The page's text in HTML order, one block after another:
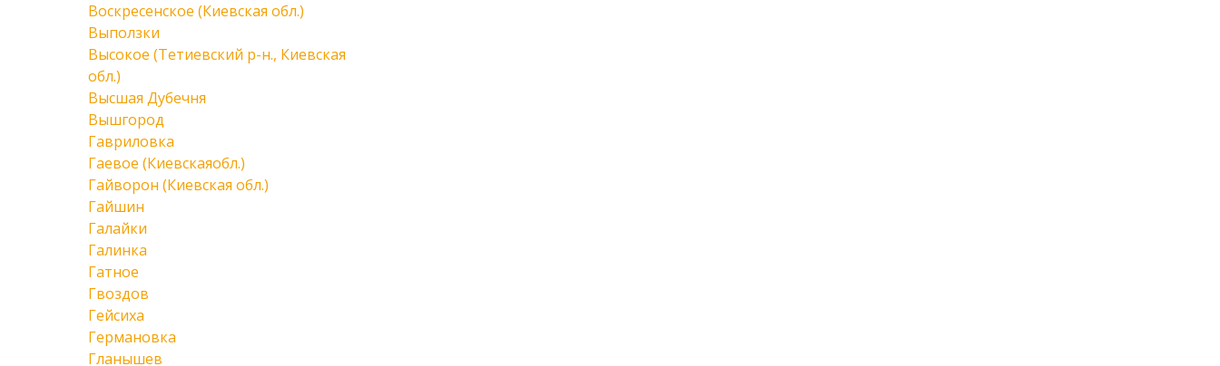
Воскресенское (Киевская обл.)
Выползки
Высокое (Тетиевский р-н., Киевская
обл.)
Высшая Дубечня
Вышгород
Гавриловка
Гаевое (Киевскаяобл.)
Гайворон (Киевская обл.)
Гайшин
Галайки
Галинка
Гатное
Гвоздов
Гейсиха
Германовка
Гланышев